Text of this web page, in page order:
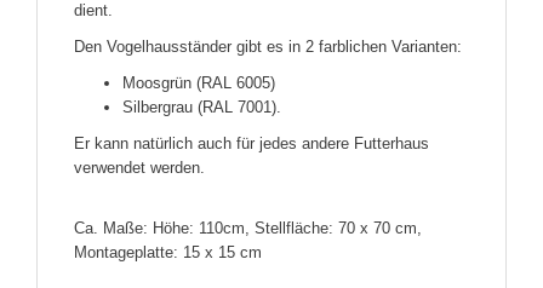
dient.
Den Vogelhausständer gibt es in 2 farblichen Varianten:
Moosgrün (RAL 6005)
Silbergrau (RAL 7001).
Er kann natürlich auch für jedes andere Futterhaus
verwendet werden.
Ca. Maße: Höhe: 110cm, Stellfläche: 70 x 70 cm,
Montageplatte: 15 x 15 cm